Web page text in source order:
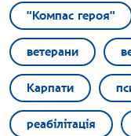
"Компас героя"
ветерани
Карпати
реабілітація